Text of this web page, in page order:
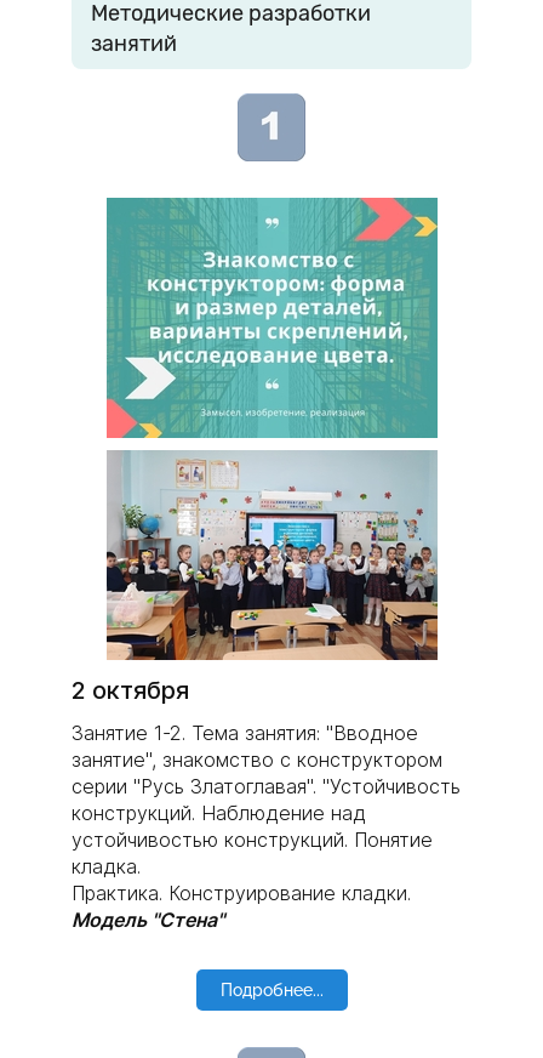
Методические разработки
занятий
2 октября
Занятие 1-2. Тема занятия: "Вводное
занятие", знакомство с конструктором
серии "Русь Златоглавая". "Устойчивость
конструкций. Наблюдение над
устойчивостью конструкций. Понятие
кладка.
Практика. Конструирование кладки.
Модель "Стена"
Подробнее...